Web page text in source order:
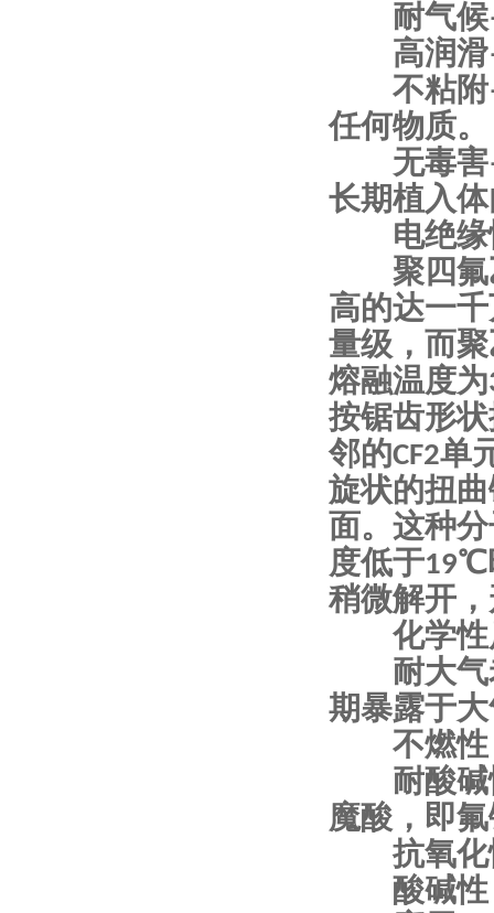
耐气候
高润滑
不粘附
任何物质。
无毒害
长期植入
电绝缘
聚四氟乙
高的达一
量级，而
熔融温度
按锯齿形
邻的CF2单
旋状的扭
面。这种
度低于19℃
稍微解开
化学性
耐大气老
期暴露于
不燃性
耐酸碱性
魔酸，即
抗氧化性
酸碱性